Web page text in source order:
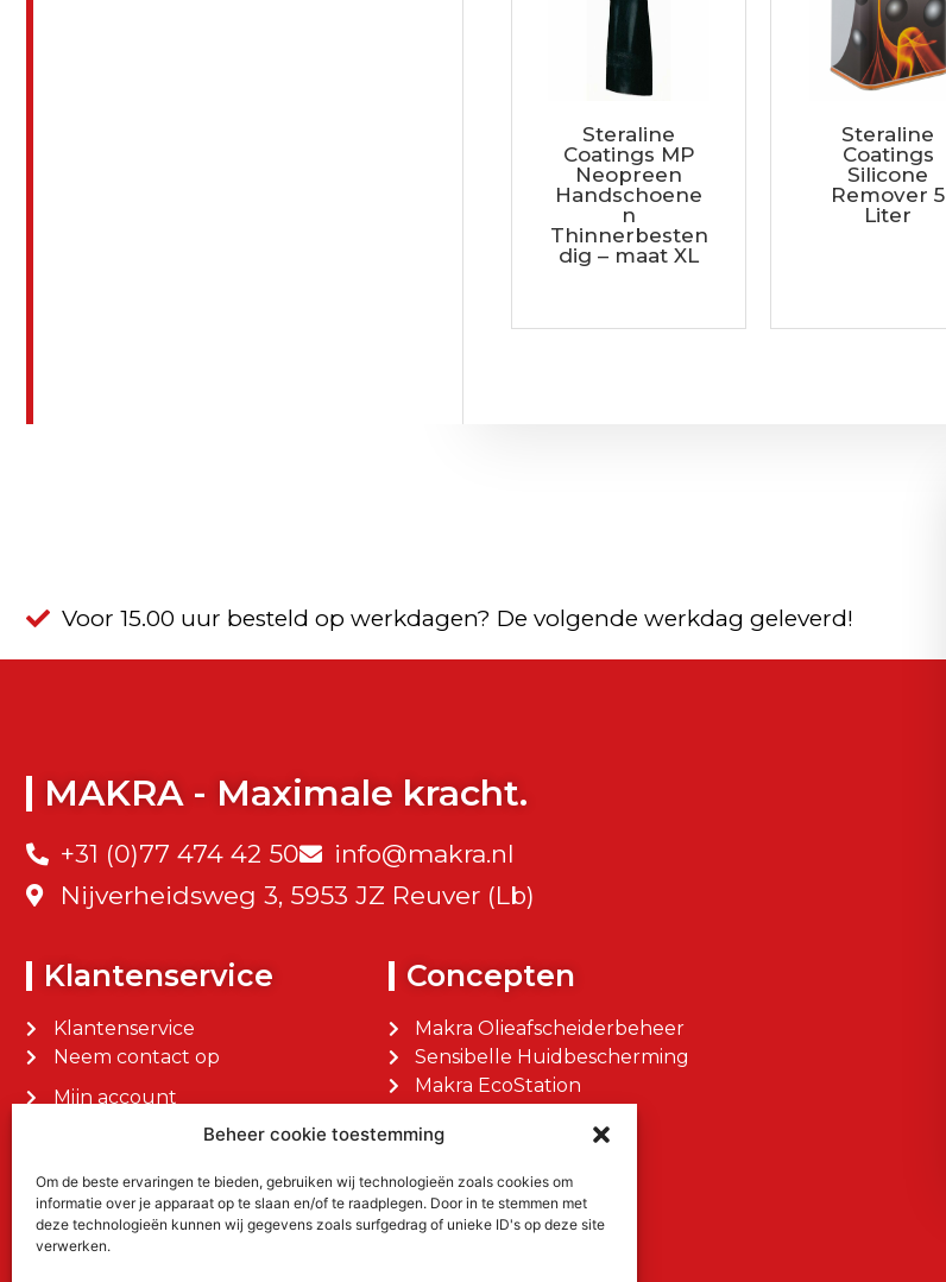
Beheer cookie toestemming
Om de beste ervaringen te bieden, gebruiken wij technologieën zoals cookies om
informatie over je apparaat op te slaan en/of te raadplegen. Door in te stemmen met
deze technologieën kunnen wij gegevens zoals surfgedrag of unieke ID's op deze site
verwerken.
Steraline
Coatings MP
Neopreen
Handschoene
n
Thinnerbesten
dig – maat XL
Steraline
Coatings
Silicone
Remover 5
Liter
Voor 15.00 uur besteld op werkdagen? De volgende werkdag geleverd!
MAKRA - Maximale kracht.
+31 (0)77 474 42 50
info@makra.nl
Nijverheidsweg 3, 5953 JZ Reuver (Lb)
Klantenservice
Klantenservice
Neem contact op
Mijn account
Mijn bestellingen
Concepten
Makra Olieafscheiderbeheer
Sensibelle Huidbescherming
Makra EcoStation